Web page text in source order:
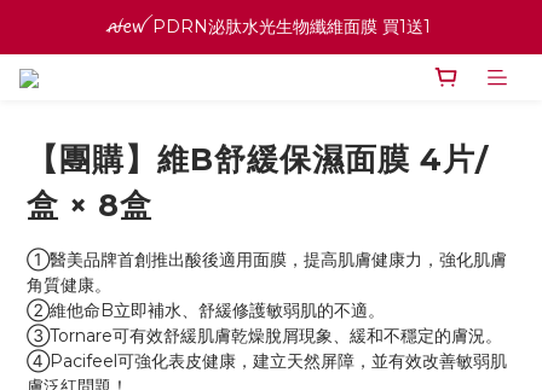
ꫛꫀꪝ PDRN泌肽水光生物纖維面膜 買1送1
ꫛꫀꪝ PDRN泌肽水光生物纖維面膜 買1送1
寵愛之名官網會員招募中 ♡ 八月消費紅利加倍送
ꫛꫀꪝ PDRN泌肽水光生物纖維面膜 買1送1
【團購】維B舒緩保濕面膜 4片/
盒 × 8盒
①醫美品牌首創推出酸後適用面膜，提高肌膚健康力，強化肌膚
角質健康。
②維他命B立即補水、舒緩修護敏弱肌的不適。
③Tornare可有效舒緩肌膚乾燥脫屑現象、緩和不穩定的膚況。
④Pacifeel可強化表皮健康，建立天然屏障，並有效改善敏弱肌